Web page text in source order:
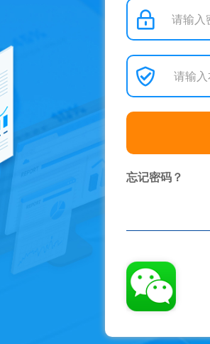
忘记密码？